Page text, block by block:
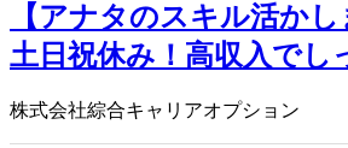
【アナタのスキル活かし
土日祝休み！高収入でし
株式会社綜合キャリアオプション